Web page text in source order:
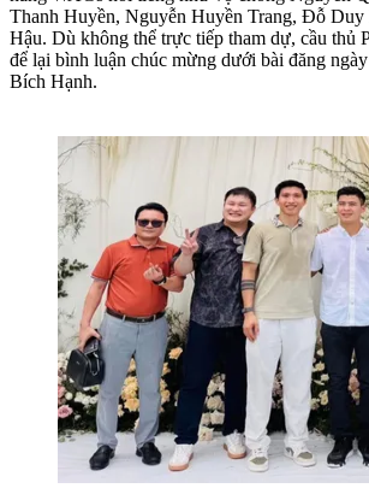
Thanh Huyền, Nguyễn Huyền Trang, Đỗ
Hậu. Dù không thể trực tiếp tham dự, cầu thủ
để lại bình luận chúc mừng dưới bài đăng
Bích Hạnh.